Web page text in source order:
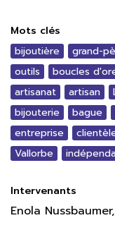
Mots clés
bijoutière grand-
outils
boucles
artisanat
artisan
bijouterie
bague
entreprise
Vallorbe
Intervenants
Enola